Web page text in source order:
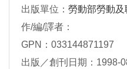
出版單位： 勞動部勞動
作/編/譯者：
GPN：033144871197
出版／創刊日期：1998-